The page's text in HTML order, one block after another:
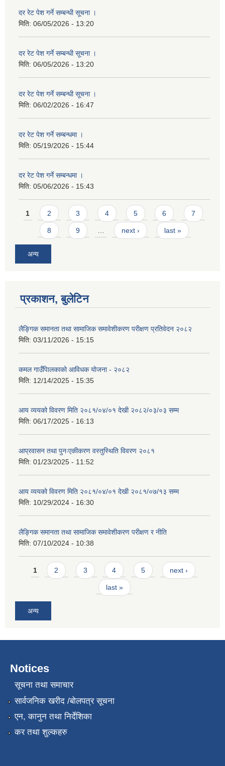
दर रेट पेश गर्ने सम्बन्धी सूचना ।
मिति: 06/05/2026 - 13:20
दर रेट पेश गर्ने सम्बन्धी सूचना ।
मिति: 06/05/2026 - 13:20
दर रेट पेश गर्ने सम्बन्धी सूचना ।
मिति: 06/02/2026 - 16:47
दर रेट पेश गर्ने सम्बन्धमा ।
मिति: 05/19/2026 - 15:44
दर रेट पेश गर्ने सम्बन्धमा ।
मिति: 05/06/2026 - 15:43
Pages
1 2 3 4 5 6 7
8 9 … next › last »
अन्य
प्रकाशन, बुलेटिन
लैङ्गिक समानता तथा सामाजिक समावेशीकरण परीक्षण प्रतिवेदन २०८२
मिति: 03/11/2026 - 15:15
कमल गाउँपािलकाको आविधक योजना - २०८२
मिति: 12/14/2025 - 15:35
आय व्ययको विवरण मिति २०८१/०४/०१ देखी २०८२/०३/०३ सम्म
मिति: 06/17/2025 - 16:13
आप्रवासन तथा पुनःएकीकरण वस्तुस्थिति विवरण २०८१
मिति: 01/23/2025 - 11:52
आय व्ययको विवरण मिति २०८१/०४/०१ देखी २०८१/०७/१३ सम्म
मिति: 10/29/2024 - 16:30
लैङ्गिक समानता तथा सामाजिक समावेशीकरण परीक्षण र नीति
मिति: 07/10/2024 - 10:38
Pages
1 2 3 4 5 next ›
last »
अन्य
Notices
सूचना तथा समाचार
सार्वजनिक खरीद /बोलपत्र सूचना
एन, कानुन तथा निर्देशिका
कर तथा शुल्कहरु